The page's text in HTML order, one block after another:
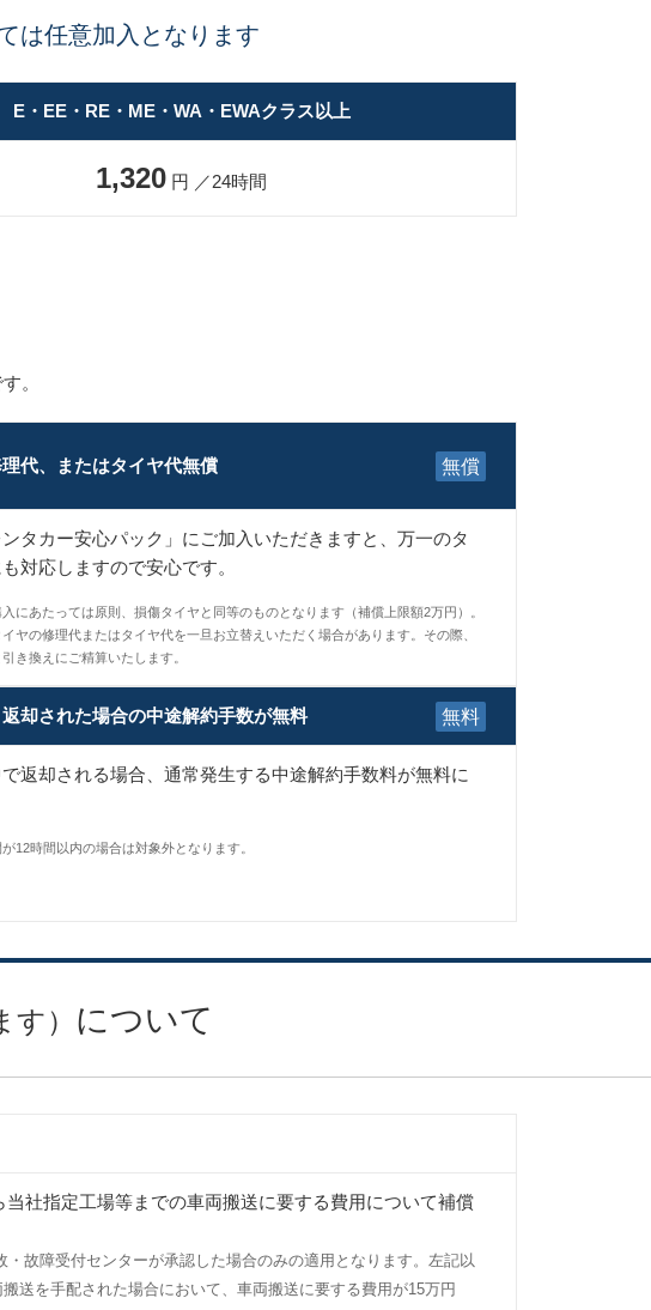
は任意加入となります
E・EE・RE・ME・WA・EWAクラス以上
1,320 円 ／24時間
。
代、またはタイヤ代無償 無償
タカー安心パック」にご加入いただきますと、万一のタ
対応しますので安心です。
にあたっては原則、損傷タイヤと同等のものとなります（補償上限額2万円）。
ヤの修理代またはタイヤ代を一旦お立替えいただく場合があります。その際、
き換えにご精算いたします。
却された場合の中途解約手数が無料 無料
返却される場合、通常発生する中途解約手数料が無料に
12時間以内の場合は対象外となります。
） について
当社指定工場等までの車両搬送に要する費用について補償
故障受付センターが承認した場合のみの適用となります。左記以
送を手配された場合において、車両搬送に要する費用が15万円